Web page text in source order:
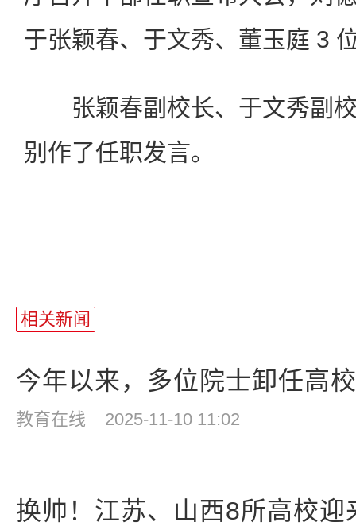
于张颖春、于文秀、董玉庭 3
张颖春副校长、于文秀副校
别作了任职发言。
相关新闻
今年以来，多位院士卸任高
教育在线 2025-11-10 11:02
换帅！江苏、山西8所高校迎